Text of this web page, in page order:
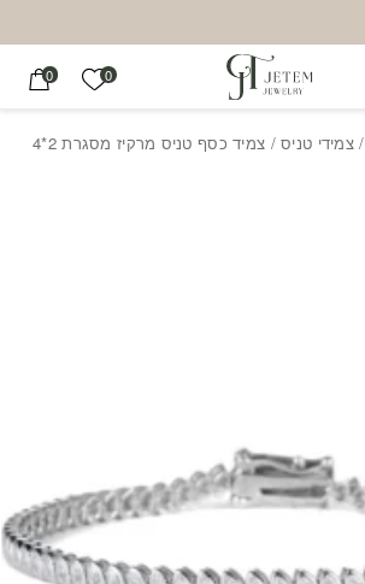
0 הרשימה
0
/צמידי טניס/ צמיד כסף טניס מרקיז מסגרת 2*4